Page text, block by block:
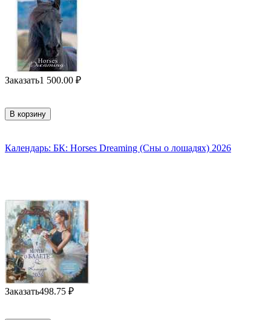
Заказать1 500.00 ₽
В корзину
Календарь: БК: Horses Dreaming (Сны о лошадях) 2026
Заказать498.75 ₽